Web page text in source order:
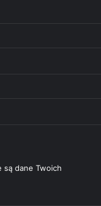
są dane Twoich